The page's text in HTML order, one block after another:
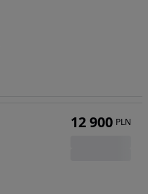
12 900 PLN